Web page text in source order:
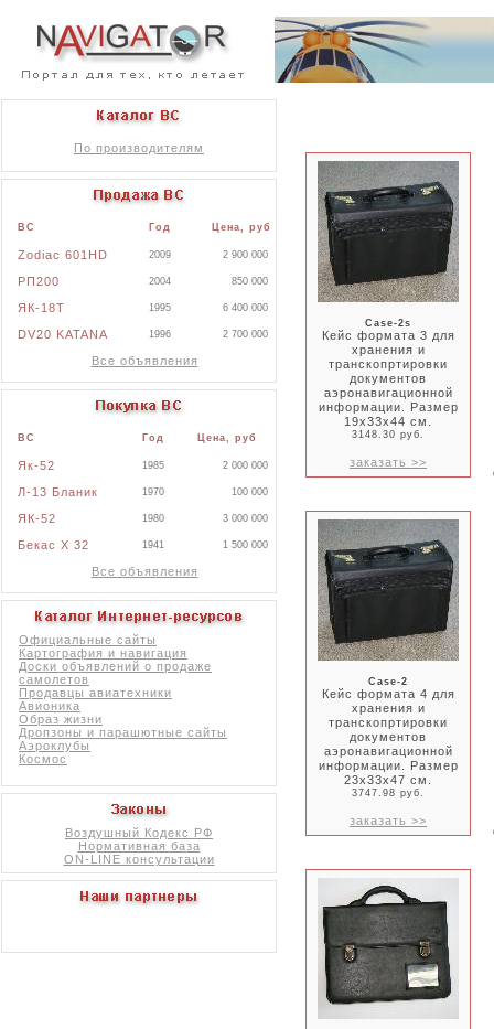
По производителям
ВС Год Цена, руб
Zodiac 601HD 2009 2 900 000
РП200 2004 850 000
ЯК-18Т 1995 6 400 000
DV20 KATANA 1996 2 700 000
Все объявления
ВС Год Цена, руб
Як-52 1985 2 000 000
Л-13 Бланик 1970 100 000
ЯК-52 1980 3 000 000
Бекас X 32 1941 1 500 000
Все объявления
Официальные сайты
Картография и навигация
Доски объявлений о продаже
самолетов
Продавцы авиатехники
Авионика
Образ жизни
Дропзоны и парашютные сайты
Аэроклубы
Космос
Воздушный Кодекс РФ
Нормативная база
ON-LINE консультации
Case-2s
Кейс формата 3 для
хранения и
транскопртировки
документов
аэронавигационной
информации. Размер
19х33х44 см.
3148.30 руб.
заказать >>
Case-2
Кейс формата 4 для
хранения и
транскопртировки
документов
аэронавигационной
информации. Размер
23х33х47 см.
3747.98 руб.
заказать >>